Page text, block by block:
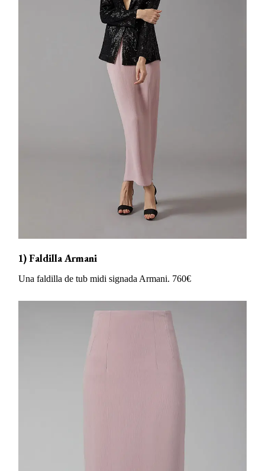
1) Faldilla Armani
Una faldilla de tub midi signada Armani. 760€